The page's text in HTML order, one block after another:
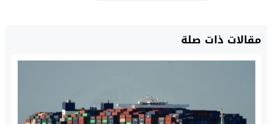
مقالات ذات صلة